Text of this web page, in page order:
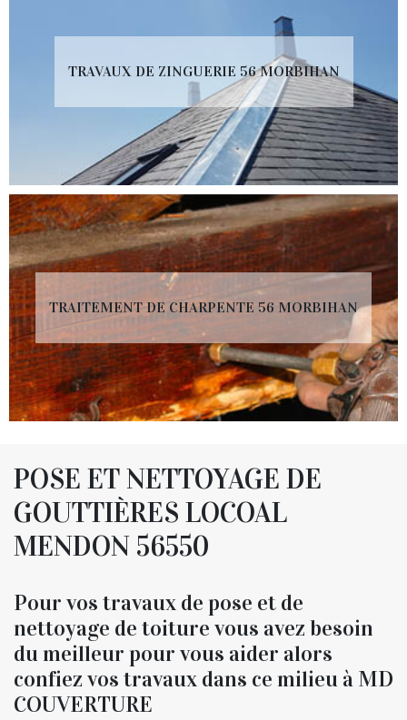
TRAVAUX DE ZINGUERIE 56 MORBIHAN
TRAITEMENT DE CHARPENTE 56 MORBIHAN
POSE ET NETTOYAGE DE
GOUTTIÈRES LOCOAL
MENDON 56550
Pour vos travaux de pose et de
nettoyage de toiture vous avez besoin
du meilleur pour vous aider alors
confiez vos travaux dans ce milieu à MD
COUVERTURE